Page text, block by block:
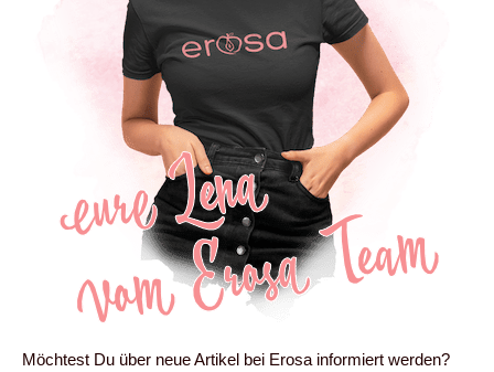
Möchtest Du über neue Artikel bei Erosa informiert werden?